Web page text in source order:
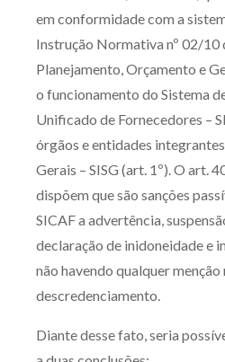
em conformidade com a
Instrução Normativa nº 02/
Planejamento, Orçamento e
o funcionamento do Sistema
Unificado de Fornecedores –
órgãos e entidades
Gerais – SISG (art. 1º). O art.
dispõem que são sanções
SICAF a advertência,
declaração de inidoneidade e
não havendo qualquer
descredenciamento.
Diante desse fato, seria